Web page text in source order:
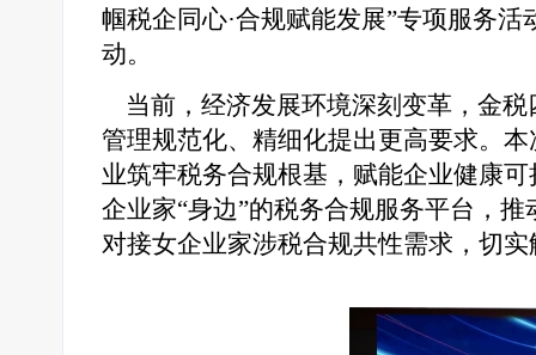
帼税企同心·合规赋能发展”专项服务
动。
当前，经济发展环境深刻变革，金税
管理规范化、精细化提出更高要求。
业筑牢税务合规根基，赋能企业健康
企业家“身边”的税务合规服务平台，
对接女企业家涉税合规共性需求，切